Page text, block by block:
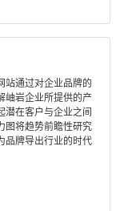
站通过对企业品牌的
岫岩企业所提供的产
潜在客户与企业之间
图将趋势前瞻性研究
品牌导出行业的时代